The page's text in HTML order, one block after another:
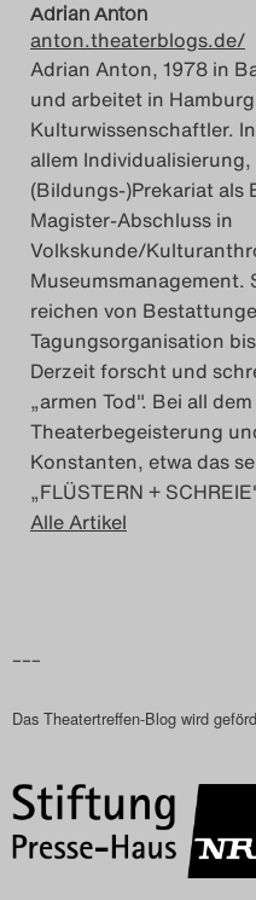
Adrian Anton
anton.theaterblogs.de/
Adrian Anton, 1978 in
und arbeitet in
Kulturwissenschaftler.
allem
(Bildungs-)Prekariat als
Magister-Abschluss in
Volkskunde/
reichen von
Tagungsorganisation
Derzeit forscht und
„armen Tod". Bei all
Theaterbegeisterung
Konstanten, etwa das
„FLÜSTERN +
Alle Artikel
–––
Das Theatertreffen-Blog wird